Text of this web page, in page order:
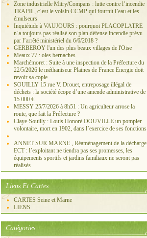
Zone industrielle Mitry/Compans : lutte contre l’incendie
TRAPIL, c’est le voisin CCMP qui fournit l’eau et les
émulseurs
Inquiétude à VAUJOURS : pourquoi PLACOPLATRE
n’a toujours pas réalisé son plan défense incendie prévu
par l’arrêté ministériel du 6/6/2018 ?
GERBEROY l'un des plus beaux villages de l'Oise
Meaux 77 : oies bernaches
Marchémoret : Suite à une inspection de la Préfecture du
22/5/2026 le méthaniseur Plaines de France Energie doit
revoir sa copie
SOUILLY 15 rue V. Drouet, entreposage illégal de
déchets : la société écope d’une amende administrative de
15 000 €
MESSY 25/7/2026 à 8h51 : Un agriculteur arrose la
route, que fait la Préfecture ?
Claye-Souilly : Louis Honoré DOUVILLE un pompier
volontaire, mort en 1902, dans l’exercice de ses fonctions
ANNET SUR MARNE , Réaménagement de la décharge
ECT : l’exploitant ne tiendra pas ses promesses, les
équipements sportifs et jardins familiaux ne seront pas
réalisés
Liens Et Cartes
CARTES Seine et Marne
LIENS
Catégories